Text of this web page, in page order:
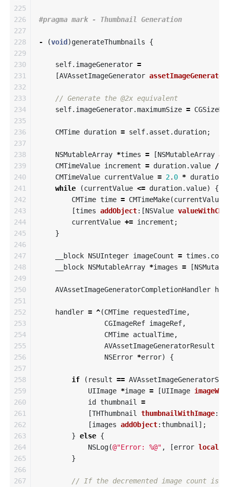
225
226
227
228
229
230
231
232
233
234
235
236
237
238
239
240
241
242
243
244
245
246
247
248
249
250
251
252
253
254
255
256
257
258
259
260
261
262
263
264
265
266
267
- (void )generateThumbnails {
self. imageGenerator =
[AVAssetImageGenerator
// Generate the @2x equivalent
self. imageGenerator.maximumSize =
CMTime duration = self. asset . duration;
NSMutableArray *times = [NSMutableArray
CMTimeValue increment = duration.value /
CMTimeValue currentValue = 2. 0 * duration
while
(currentValue <= duration.value)
{
CMTime time = CMTimeMake(currentValue
[times addObject:[NSValue
currentValue += increment ;
}
__block NSUInteger imageCount = times .
__block NSMutableArray *images = [
AVAssetImageGeneratorCompletionHandler
handler = ^(CMTime requestedTime,
CGImageRef imageRef,
CMTime actualTime,
AVAssetImageGeneratorResult
NSError *error) {
if ( result ==
UIImage *image = [UIImage
id
thumbnail =
[THThumbnail thumbnailWithImage:
[images addObject:thumbnail];
} else {
NSLog(@"Error: %@" , [error
}
// If the decremented image count is